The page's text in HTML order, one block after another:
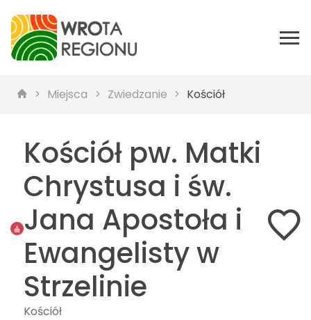
Miejsca Zwiedzanie Kościół
Kościół pw. Matki
Chrystusa i św.
Jana Apostoła i
Ewangelisty w
Strzelinie
Kościół